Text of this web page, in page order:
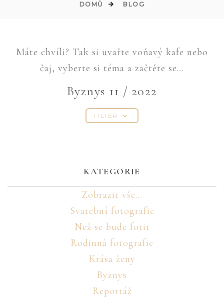
DOMŮ BLOG
Máte chvíli? Tak si uvařte voňavý kafe nebo
čaj, vyberte si téma a začtěte se...
Byznys 11 / 2022
FILTER
KATEGORIE
Zobrazit vše...
Svatební fotografie
Než se bude fotit
Rodinná fotografie
Krása ženy
Byznys
Reportáž